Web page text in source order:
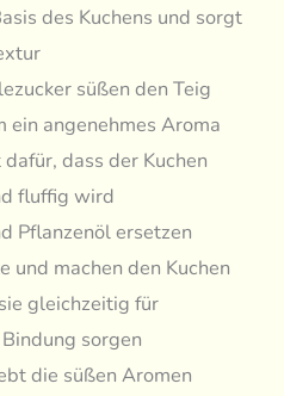
des Kuchens und sorgt
süßen den Teig
ein angenehmes Aroma
dass der Kuchen
fluffig wird
Pflanzenöl ersetzen
und machen den Kuchen
gleichzeitig für
sorgen
die süßen Aromen